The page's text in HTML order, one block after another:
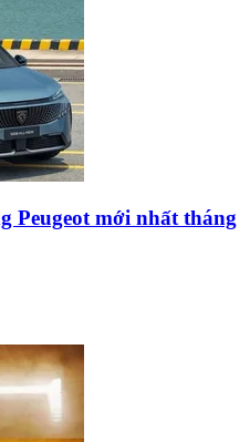
Peugeot mới nhất tháng